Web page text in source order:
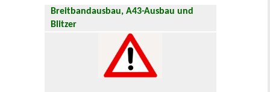
Breitbandausbau, A43-Ausbau und
Blitzer